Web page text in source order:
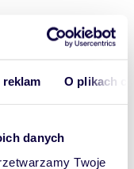
O plikach
danych
Twoje